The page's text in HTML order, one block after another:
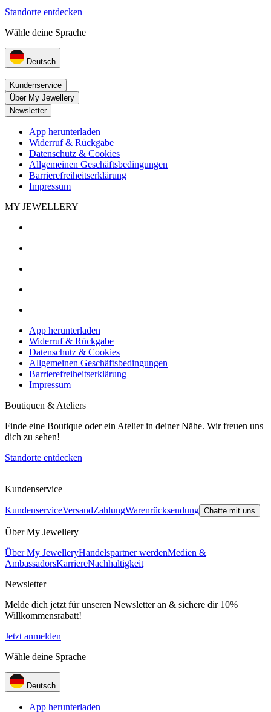
Standorte entdecken
Wähle deine Sprache
Deutsch
Kundenservice
Über My Jewellery
Newsletter
App herunterladen
Widerruf & Rückgabe
Datenschutz & Cookies
Allgemeinen Geschäftsbedingungen
Barrierefreiheitserklärung
Impressum
MY JEWELLERY
App herunterladen
Widerruf & Rückgabe
Datenschutz & Cookies
Allgemeinen Geschäftsbedingungen
Barrierefreiheitserklärung
Impressum
Boutiquen & Ateliers
Finde eine Boutique oder ein Atelier in deiner Nähe. Wir freuen uns
dich zu sehen!
Standorte entdecken
Kundenservice
KundenserviceVersandZahlungWarenrücksendung Chatte mit uns
Über My Jewellery
Über My JewelleryHandelspartner werdenMedien &
AmbassadorsKarriereNachhaltigkeit
Newsletter
Melde dich jetzt für unseren Newsletter an & sichere dir 10%
Willkommensrabatt!
Jetzt anmelden
Wähle deine Sprache
Deutsch
App herunterladen